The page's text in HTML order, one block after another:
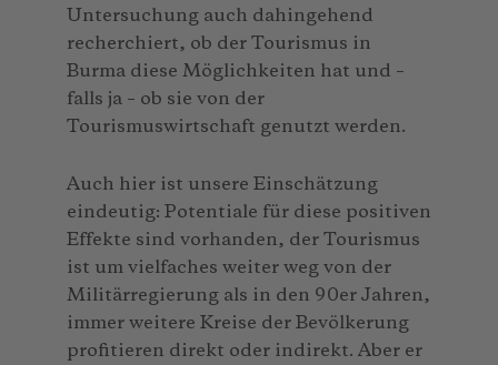
Untersuchung auch dahingehend
recherchiert, ob der Tourismus in
Burma diese Möglichkeiten hat und –
falls ja – ob sie von der
Tourismuswirtschaft genutzt werden.
Auch hier ist unsere Einschätzung
eindeutig: Potentiale für diese positiven
Effekte sind vorhanden, der Tourismus
ist um vielfaches weiter weg von der
Militärregierung als in den 90er Jahren,
immer weitere Kreise der Bevölkerung
profitieren direkt oder indirekt. Aber er